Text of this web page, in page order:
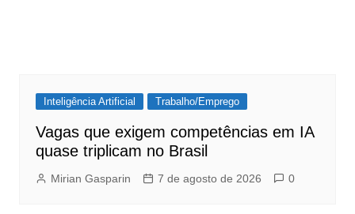
Inteligência Artificial Trabalho/Emprego
Vagas que exigem competências em IA
quase triplicam no Brasil
Mirian Gasparin 7 de agosto de 2026 0